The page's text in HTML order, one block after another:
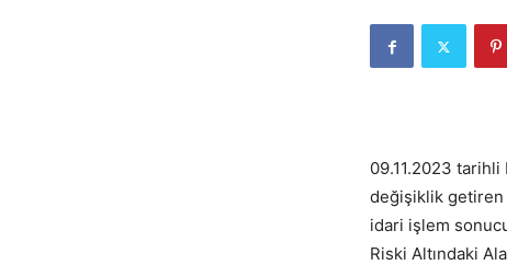
Av.
09.11.2023 tarihli
değişiklik getiren
idari işlem
Riski Altındaki